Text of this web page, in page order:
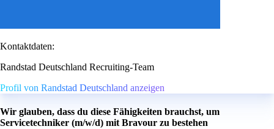
Kontaktdaten:
Randstad Deutschland Recruiting-Team
Profil von Randstad Deutschland anzeigen
Wir glauben, dass du diese Fähigkeiten brauchst, um
Servicetechniker (m/w/d) mit Bravour zu bestehen